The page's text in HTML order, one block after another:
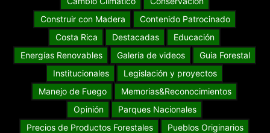
Construir con Madera
Contenido Patrocinado
Costa Rica
Destacadas
Educación
Energías Renovables
Galería de videos
Guia Forestal
Institucionales
Legislación y proyectos
Manejo de Fuego
Memorias&Reconocimientos
Opinión
Parques Nacionales
Precios de Productos Forestales
Pueblos Originarios